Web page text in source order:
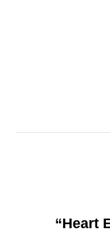
“Heart